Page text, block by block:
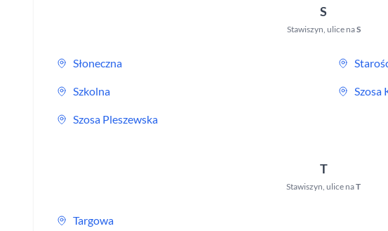
S
Stawiszyn, ulice naS
Słoneczna
Szkolna Szosa
Szosa Pleszewska
T
Stawiszyn,ulice naT
Targowa